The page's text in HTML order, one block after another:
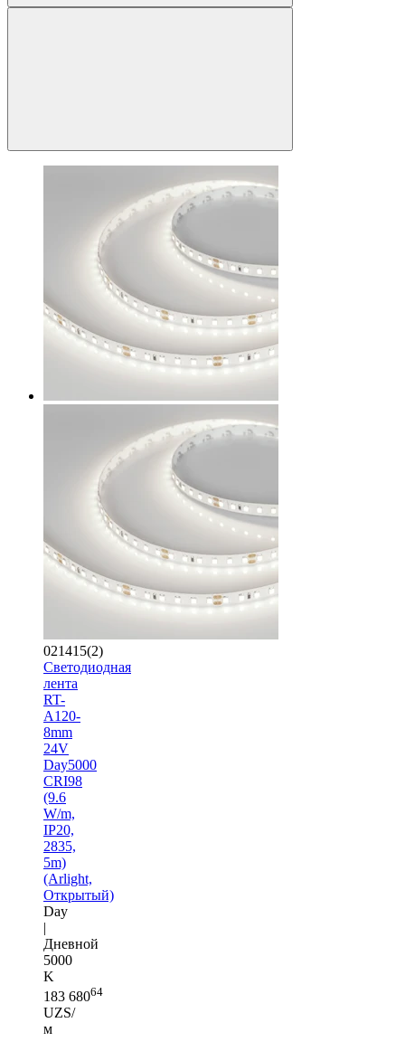
021415(2)
Светодиодная
лента
RT-
A120-
8mm
24V
Day5000
CRI98
(9.6
W/m,
IP20,
2835,
5m)
(Arlight,
Открытый)
Day
|
Дневной
5000
K
183 68064
UZS/
м